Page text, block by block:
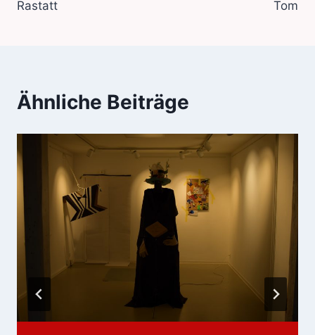
Rastatt
Tom
Ähnliche Beiträge